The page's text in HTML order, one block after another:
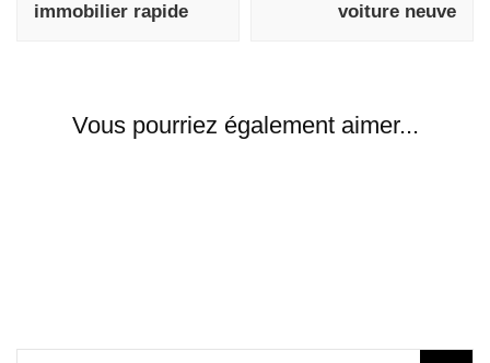
immobilier rapide
voiture neuve
Vous pourriez également aimer...